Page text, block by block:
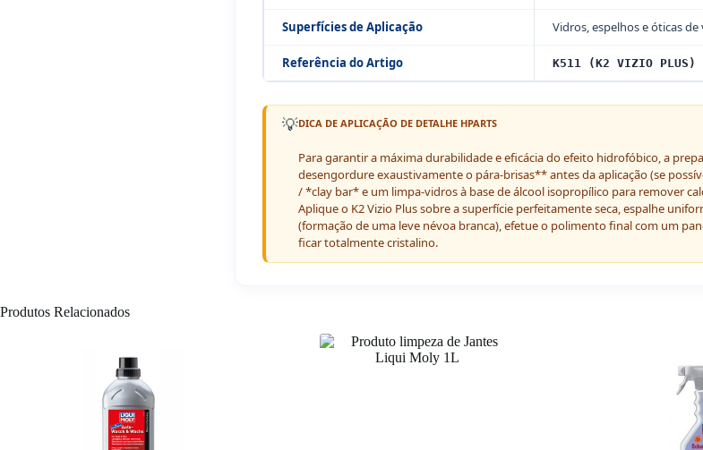
Superfícies de Aplicação Vidros, espelhos e óticas
Referência do Artigo K511 (K2 VIZIO PLUS)
💡DICA DE APLICAÇÃO DE DETALHE HPARTS
Para garantir a máxima durabilidade e eficácia do efeito hidrofóbico, a
desengordure exaustivamente o pára-brisas** antes da aplicação (se
/ *clay bar* e um limpa-vidros à base de álcool isopropílico para remover
Aplique o K2 Vizio Plus sobre a superfície perfeitamente seca, espalhe
(formação de uma leve névoa branca), efetue o polimento final com um
ficar totalmente cristalino.
Produtos Relacionados